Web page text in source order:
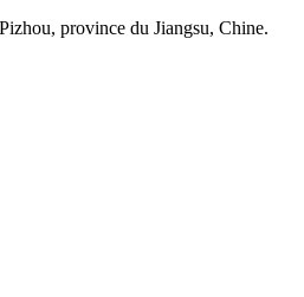
province du Jiangsu, Chine.